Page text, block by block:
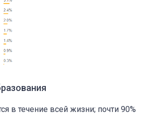
в течение всей жизни; почти 90%